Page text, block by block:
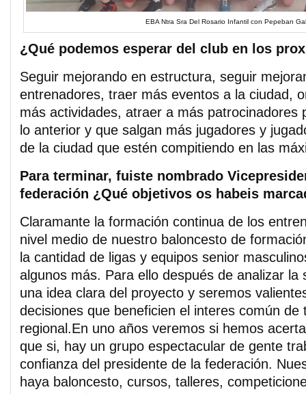
EBA Ntra Sra Del Rosario Infantil con Pepeban
¿Qué podemos esperar del club en los
Seguir mejorando en estructura, seguir
entrenadores, traer más eventos a la ciudad,
más actividades, atraer a más patrocinadores
lo anterior y que salgan más jugadores y
de la ciudad que estén compitiendo en las
Para terminar, fuiste nombrado
federación ¿Qué objetivos os habeis
Claramante la formación continua de los
nivel medio de nuestro baloncesto de
la cantidad de ligas y equipos senior
algunos más. Para ello después de analizar la
una idea clara del proyecto y seremos
decisiones que beneficien el interes común de
regional.En uno años veremos si hemos
que si, hay un grupo espectacular de gente
confianza del presidente de la federación.
haya baloncesto, cursos, talleres,